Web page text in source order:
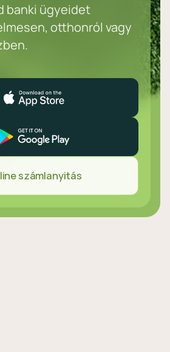
banki ügyeidet
otthonról vagy
számlanyitás